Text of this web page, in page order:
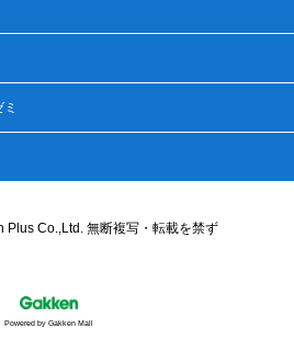
Plus Co.,Ltd. 無断複写・転載を禁ず
Powered by Gakken Mall